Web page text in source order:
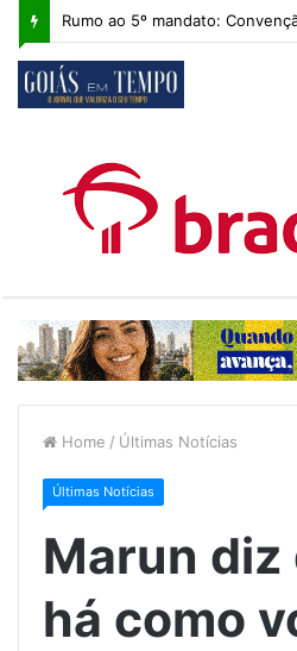
Home / Últimas Notícias
Últimas Notícias
Marun diz
há como